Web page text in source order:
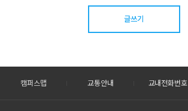
글쓰기
캠퍼스맵 교통안내 교내전화번호